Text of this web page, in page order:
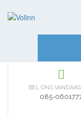
BEL ONS
085-